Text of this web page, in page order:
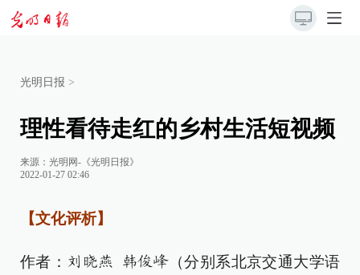
光明日报 >
理性看待走红的乡村生活短视频
来源： 光明网-《光明日报》
2022-01-27 02:46
【文化评析】
作者： 刘晓燕 韩俊峰 （分别系北京交通大学语